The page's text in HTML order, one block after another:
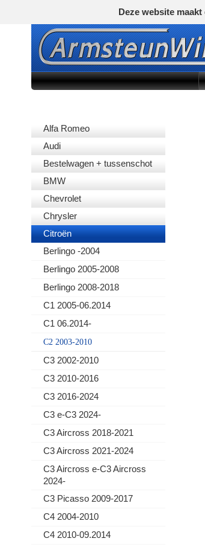
Alfa Romeo
Audi
Bestelwagen + tussenschot
BMW
Chevrolet
Chrysler
Citroën
Berlingo -2004
Berlingo 2005-2008
Berlingo 2008-2018
C1 2005-06.2014
C1 06.2014-
C2 2003-2010
C3 2002-2010
C3 2010-2016
C3 2016-2024
C3 e-C3 2024-
C3 Aircross 2018-2021
C3 Aircross 2021-2024
C3 Aircross e-C3 Aircross
2024-
C3 Picasso 2009-2017
C4 2004-2010
C4 2010-09.2014
Deze website